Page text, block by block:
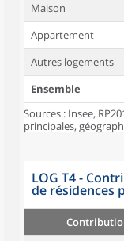
Maison
Appartement
Autres logements
Ensemble
Sources : Insee,
principales,
LOG T4 -
de résidences